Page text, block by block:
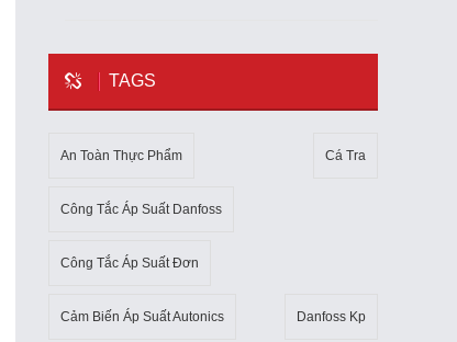
TAGS
An Toàn Thực Phẩm Cá Tra
Công Tắc Áp Suất Danfoss
Công Tắc Áp Suất Đơn
Cảm Biến Áp Suất Autonics Danfoss Kp